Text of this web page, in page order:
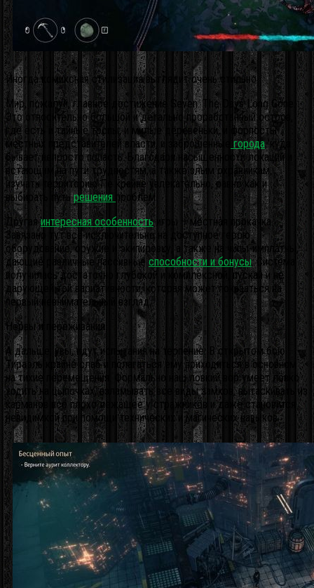
Иногда комиксная стилизация выглядит очень стильно
Мир, пожалуй, главное достижение Seven: The Days Long Gone.
Это относительно большой и детально проработанный остров,
где есть и тайные тропы, и милые деревеньки, и форпосты
местных представителей власти, и заброшенные
города, куда
бывает непросто попасть. Благодаря насыщенности локаций и
встающим на пути трудностям, а также злым охранникам,
изучать территорию Пе крайне увлекательно, равно как и
выбирать путьрешения проблем.
Другаяинтересная особенностьигры – местная прокачка.
Завязано тут всё исключительно на доступное герою
оборудование, оружие и экипировку, а также на чипы-имплатны,
дающие различные пассивные способности и бонусы. Система
получилась достаточно глубокой и комплексной, пускай и не
дарующей той вариативности, которая может показаться на
первый невнимательный взгляд.
Нервы и переживания
А дальше, увы, идут испытания на терпение. В открытом бою
Тираэль крайне слаб и полагаться ему приходиться в основном
на тихие перемещения. Формально наш ловкий вор умеет ловко
ходить на цыпочках, взламывать все виды замков, вытаскивать из
карманов всё плохо лежащее у стражников и даже становится
невидимкой при помощи технических и магических навыков.